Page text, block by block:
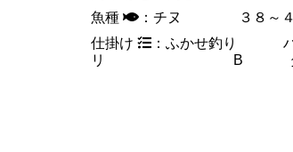
魚種
：チヌ ３８
仕掛け
：ふかせ釣
リ B タナ